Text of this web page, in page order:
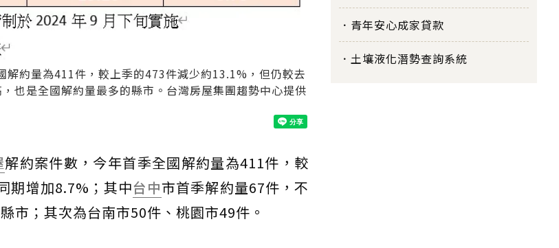
約量為411件，較上季的473件減少約13.1%，但仍較去
也是全國解約量最多的縣市。台灣房屋集團趨勢中心提供
解約案件數，今年首季全國解約量為411件，較
期增加8.7%；其中台中市首季解約量67件，不
市；其次為台南市50件、桃園市49件。
青年安心成家貸款
土壤液化潛勢查詢系統